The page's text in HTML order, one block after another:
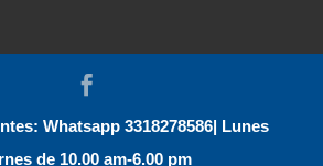
Whatsapp 3318278586| Lunes
de 10.00 am-6.00 pm